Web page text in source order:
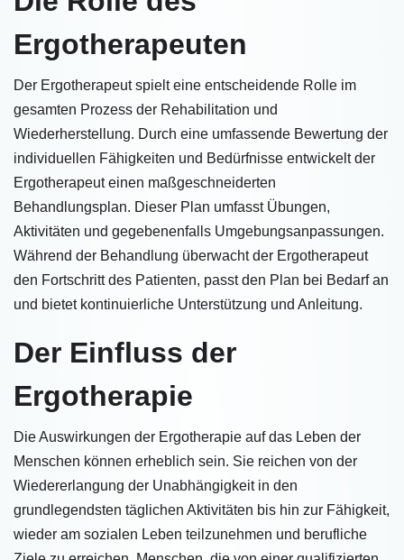
Ergotherapeuten
Der Ergotherapeut spielt eine entscheidende Rolle im
gesamten Prozess der Rehabilitation und
Wiederherstellung. Durch eine umfassende Bewertung der
individuellen Fähigkeiten und Bedürfnisse entwickelt der
Ergotherapeut einen maßgeschneiderten
Behandlungsplan. Dieser Plan umfasst Übungen,
Aktivitäten und gegebenenfalls Umgebungsanpassungen.
Während der Behandlung überwacht der Ergotherapeut
den Fortschritt des Patienten, passt den Plan bei Bedarf an
und bietet kontinuierliche Unterstützung und Anleitung.
Der Einfluss der
Ergotherapie
Die Auswirkungen der Ergotherapie auf das Leben der
Menschen können erheblich sein. Sie reichen von der
Wiedererlangung der Unabhängigkeit in den
grundlegendsten täglichen Aktivitäten bis hin zur Fähigkeit,
wieder am sozialen Leben teilzunehmen und berufliche